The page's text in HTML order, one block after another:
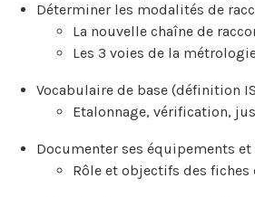
Déterminer les modalités de
La nouvelle chaîne de
Les 3 voies de la
Vocabulaire de base (définition
Etalonnage, vérification,
Documenter ses équipements
Rôle et objectifs des fiches